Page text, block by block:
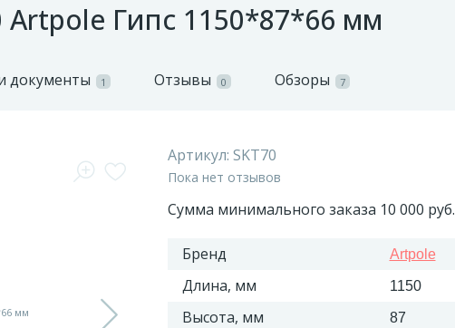
Artpole Гипс 1150*87*66 мм
документы 1 Отзывы 0 Обзоры 7
Артикул: SKT70
Пока нет отзывов
Сумма минимального заказа 10 000 руб.
Бренд Artpole
Длина, мм 1150
Высота, мм 87